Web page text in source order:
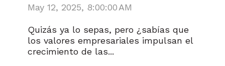
May 12, 2025, 8:00:00 AM
Quizás ya lo sepas, pero ¿sabías que
los valores empresariales impulsan el
crecimiento de las...